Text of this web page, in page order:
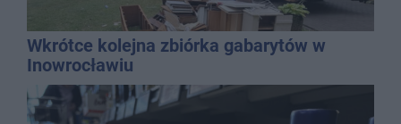
Wkrótce kolejna zbiórka gabarytów w
Inowrocławiu